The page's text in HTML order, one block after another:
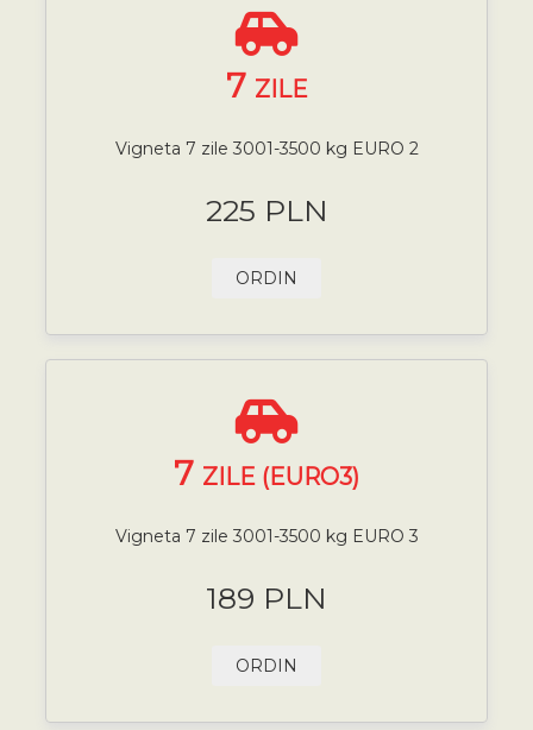
7 ZILE
Vigneta 7 zile 3001-3500 kg EURO 2
225 PLN
ORDIN
7 ZILE (EURO3)
Vigneta 7 zile 3001-3500 kg EURO 3
189 PLN
ORDIN